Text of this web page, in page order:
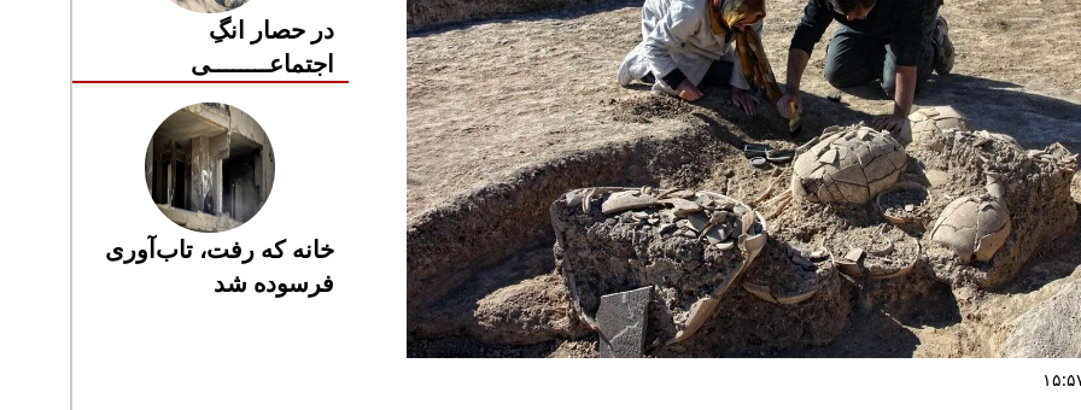
در حصار انگِ
اجتماعــــــــی
خانه که رفت، تاب‌آوری
فرسوده شد